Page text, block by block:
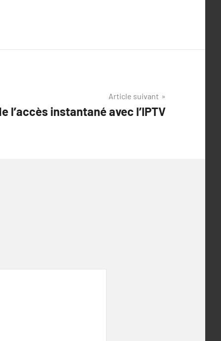
Article suivant
l’accès instantané avec l’IPTV